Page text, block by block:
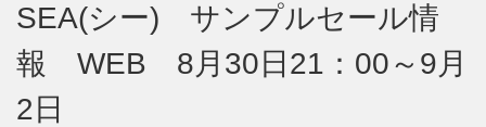
SEA(シー) サンプルセール情
報 WEB 8月30日21：00～9月
2日